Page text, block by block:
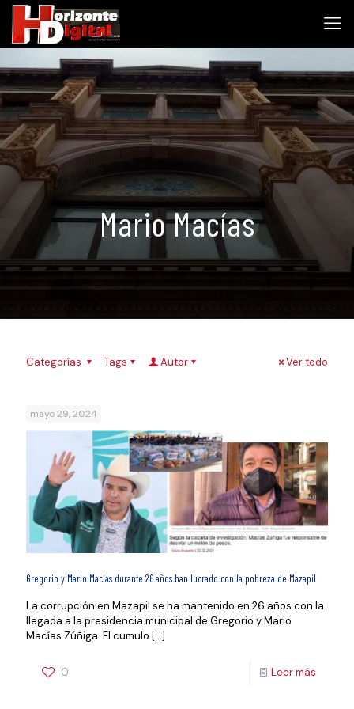
Mario Macías
Categorías Tags Autor Ver todo
mayo 29, 2024
Gregorio y Mario Macías durante 26 años han lucrado con la pobreza de Mazapil
La corrupción en Mazapil se ha mantenido en 26 años con la
llegada a la presidencia municipal de Gregorio y Mario
Macías Zúñiga. El cumulo […]
0 Leer más